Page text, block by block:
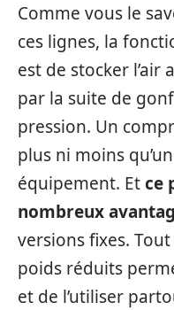
Comme vous le
ces lignes, la
est de stocker
par la suite de
pression. Un
plus ni moins
équipement. Etce
nombreux
versions fixes.
poids réduits
et de l’utiliser